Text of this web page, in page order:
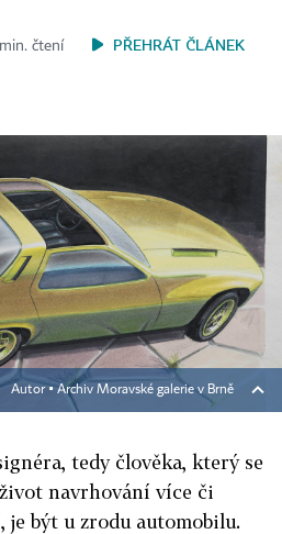
čtení
PŘEHRÁT ČLÁNEK
Autor ▪ Archiv Moravské galerie v Brně
tedy člověka, který se
navrhování více či
je být u zrodu automobilu.